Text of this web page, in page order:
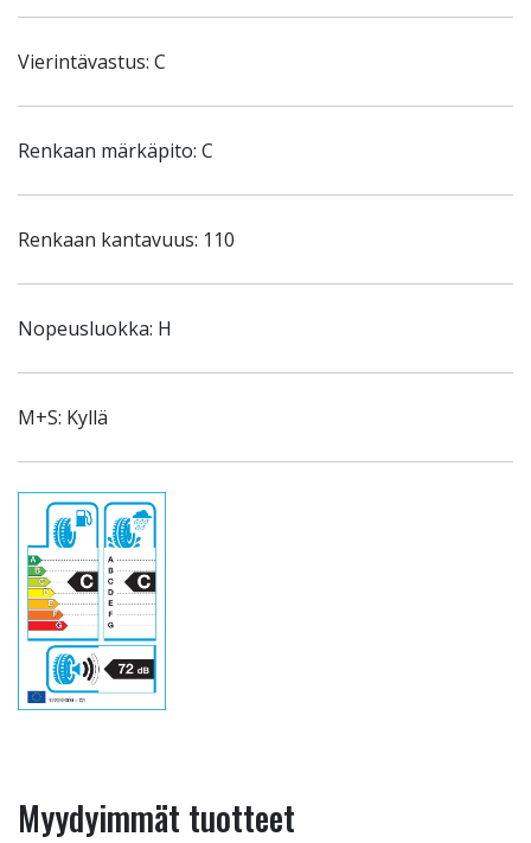
Vierintävastus: C
Renkaan märkäpito: C
Renkaan kantavuus: 110
Nopeusluokka: H
M+S: Kyllä
Myydyimmät tuotteet